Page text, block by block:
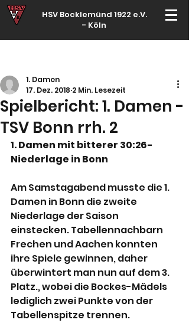
HSV Bocklemünd 1922 e.V.
- Köln
Spielbericht: 1. Damen -
TSV Bonn rrh. 2
1. Damen
17. Dez. 2018 2 Min. Lesezeit
1. Damen mit bitterer 30:26-
Niederlage in Bonn
Am Samstagabend musste die 1.
Damen in Bonn die zweite
Niederlage der Saison
einstecken. Tabellennachbarn
Frechen und Aachen konnten
ihre Spiele gewinnen, daher
überwintert man nun auf dem 3.
Platz., wobei die Bockes-Mädels
lediglich zwei Punkte von der
Tabellenspitze trennen.